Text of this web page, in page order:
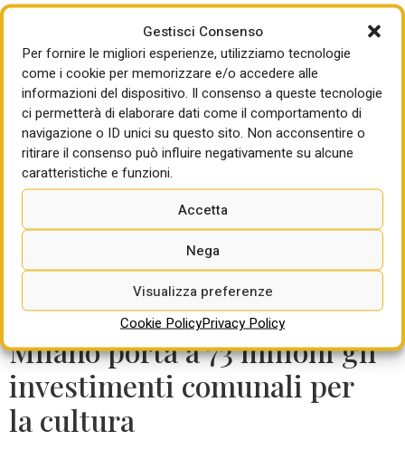
Gestisci Consenso
Per fornire le migliori esperienze, utilizziamo tecnologie
come i cookie per memorizzare e/o accedere alle
informazioni del dispositivo. Il consenso a queste tecnologie
ci permetterà di elaborare dati come il comportamento di
navigazione o ID unici su questo sito. Non acconsentire o
ritirare il consenso può influire negativamente su alcune
caratteristiche e funzioni.
Accetta
Nega
Visualizza preferenze
Cookie PolicyPrivacy Policy
coesione
La Regione Siciliana guida la classifica nazionale
nell’attuazione del Fondo per lo sviluppo e la coesione
2021-2027 con pagamenti pari a 253 milioni di euro.
Secondo il monitoraggio regionale, gli impegni hanno
raggiunto i 706 milioni, collocando la Sicilia al secondo
posto anche per le risorse già assegnate. La dotazione
complessiva supera i 5 miliardi destinati a infrastrutture,
ambiente, mobilità e servizi. Nell’ultimo anno gli interventi
con lavori in corso sono più che raddoppiati. Sei opere
risultano già completate e sono in corso ulteriori gare per
quasi 177 milioni di euro.
Milano porta a 73 milioni gli
investimenti comunali per
la cultura